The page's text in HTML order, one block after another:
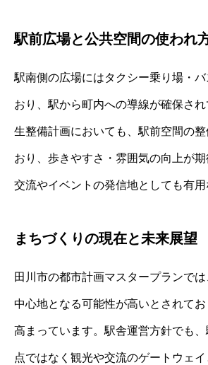
駅前広場と公共空間の使われ
駅南側の広場にはタクシー乗り場・
おり、駅から町内への導線が確保さ
生整備計画においても、駅前空間の
おり、歩きやすさ・雰囲気の向上が期
交流やイベントの発信地としても有用
まちづくりの現在と未来展望
田川市の都市計画マスタープランで
中心地となる可能性が高いとされて
高まっています。駅舎運営方針でも
点ではなく観光や交流のゲートウェ